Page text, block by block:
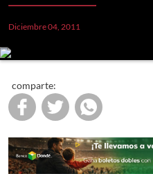
Diciembre 04, 2011
comparte: